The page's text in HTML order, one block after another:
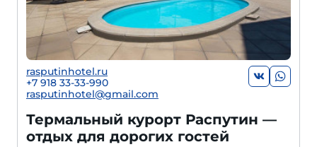
rasputinhotel.ru
+7 918 33-33-990
rasputinhotel@gmail.com
Термальный курорт Распутин —
отдых для дорогих гостей